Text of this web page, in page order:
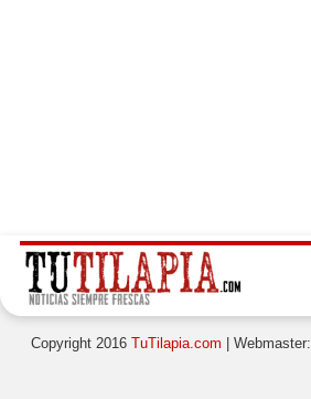
Copyright 2016 TuTilapia.com | Webmaster: